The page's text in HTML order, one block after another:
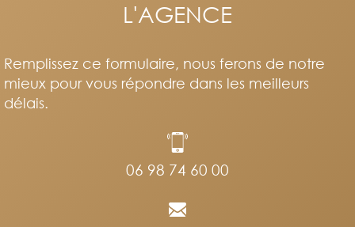
L'AGENCE
Remplissez ce formulaire, nous ferons de notre
mieux pour vous répondre dans les meilleurs
délais.
06 98 74 60 00